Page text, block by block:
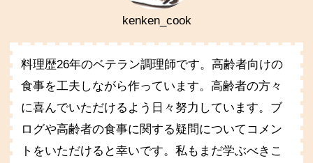
kenken_cook
料理歴26年のベテラン調理師です。高齢者向けの
食事を工夫しながら作っています。高齢者の方々
に喜んでいただけるよう日々努力しています。ブ
ログや高齢者の食事に関する疑問についてコメン
トをいただけると幸いです。私もまだ学ぶべきこ